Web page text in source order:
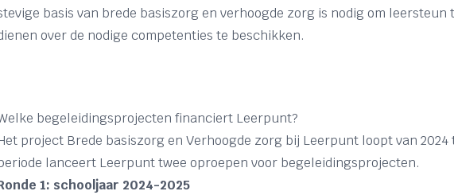
basis van brede basiszorg en verhoogde zorg is nodig om
over de nodige competenties te beschikken.
begeleidingsprojecten financiert Leerpunt?
project Brede basiszorg en Verhoogde zorg bij Leerpunt loopt van 2024
lanceert Leerpunt twee oproepen voor begeleidingsprojecten.
1: schooljaar 2024-2025